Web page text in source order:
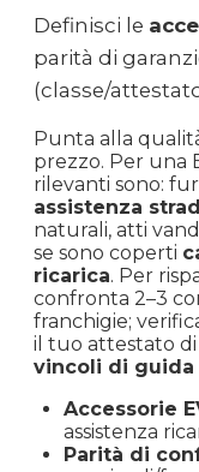
Definisci le
parità di
(classe/
Punta alla
prezzo. Per una
rilevanti sono:
assistenza
naturali, atti
se sono coperti
ricarica. Per
confronta 2–3
franchigie;
il tuo attestato
vincoli di guida
Accessorie
assistenza
Parità di